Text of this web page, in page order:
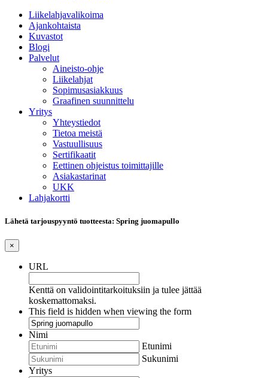
Liikelahjavalikoima
Ajankohtaista
Kuvastot
Blogi
Palvelut
Aineisto-ohje
Liikelahjat
Sopimusasiakkuus
Graafinen suunnittelu
Yritys
Yhteystiedot
Tietoa meistä
Vastuullisuus
Sertifikaatit
Eettinen ohjeistus toimittajille
Asiakastarinat
UKK
Lahjakortti
Lähetä tarjouspyyntö tuotteesta: Spring juomapullo
×
URL
Kenttä on validointitarkoituksiin ja tulee jättää
koskemattomaksi.
This field is hidden when viewing the form
Nimi
Etunimi
Sukunimi
Yritys